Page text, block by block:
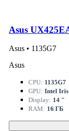
Asus
Asus • 1135G7
Asus
CPU: 1135G7
GPU: Intel Iris
Display: 14 "
RAM: 16 ГБ